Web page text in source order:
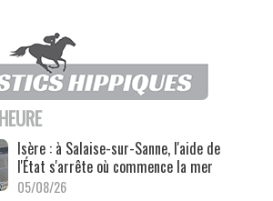
Isère : à Salaise-sur-Sanne, l'aide de
l'État s'arrête où commence la mer
05/08/26